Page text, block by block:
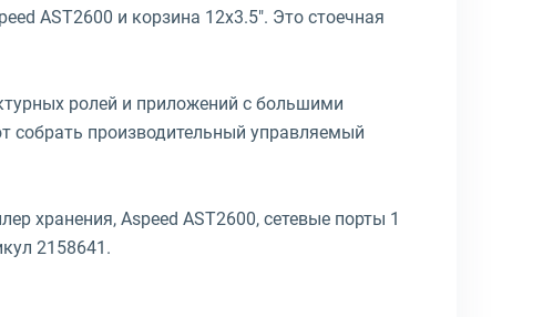
AST2600 и корзина 12x3.5". Это стоечная
ролей и приложений с большими
собрать производительный управляемый
хранения, Aspeed AST2600, сетевые порты 1
2158641.